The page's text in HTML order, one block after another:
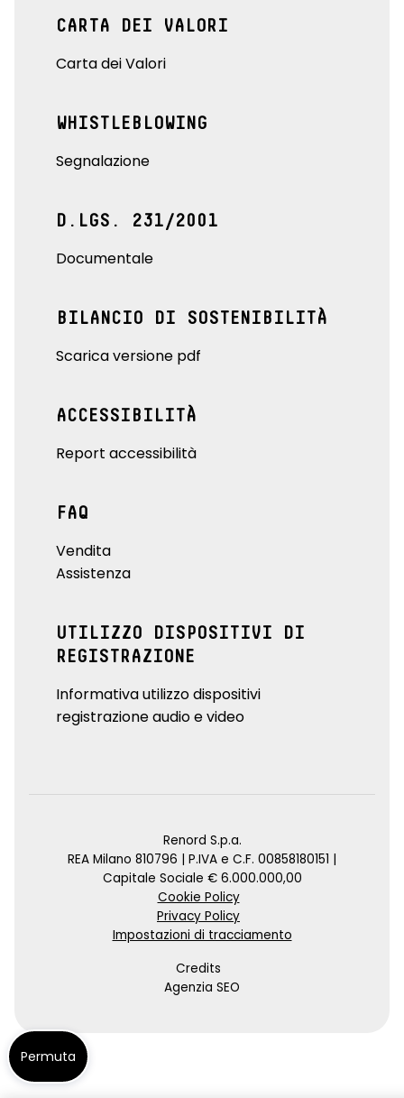
CARTA DEI VALORI
Carta dei Valori
WHISTLEBLOWING
Segnalazione
D.LGS. 231/2001
Documentale
BILANCIO DI SOSTENIBILITÀ
Scarica versione pdf
ACCESSIBILITÀ
Report accessibilità
FAQ
Vendita
Assistenza
UTILIZZO DISPOSITIVI DI
REGISTRAZIONE
Informativa utilizzo dispositivi
registrazione audio e video
Renord S.p.a.
REA Milano 810796 | P.IVA e C.F. 00858180151 |
Capitale Sociale € 6.000.000,00
Cookie Policy
Privacy Policy
Impostazioni di tracciamento
Credits
Agenzia SEO
Permuta